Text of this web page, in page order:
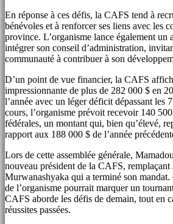
En réponse à ces défis, la CAFS tend à
bénévoles et à renforcer ses liens avec les
province. L’organisme lance également un
intégrer son conseil d’administration,
communauté à contribuer à son
D’un point de vue financier, la CAFS
impressionnante de plus de 282 000 $ en
l’année avec un léger déficit dépassant les
cours, l’organisme prévoit recevoir 140
fédérales, un montant qui, bien qu’élevé,
rapport aux 188 000 $ de l’année
Lors de cette assemblée générale,
nouveau président de la CAFS, remplaçant
Murwanashyaka qui a terminé son mandat.
de l’organisme pourrait marquer un
CAFS aborde les défis de demain, tout en
réussites passées.